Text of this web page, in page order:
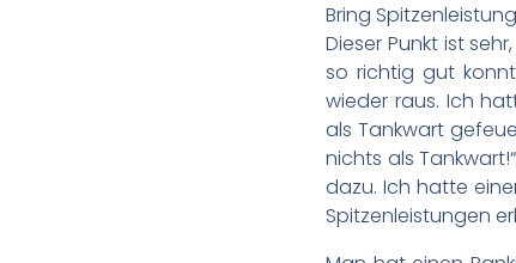
Bring
Dieser Punkt ist
so richtig gut
wieder raus. Ich
als Tankwart
nichts als
dazu. Ich hatte
Spitzenleistungen